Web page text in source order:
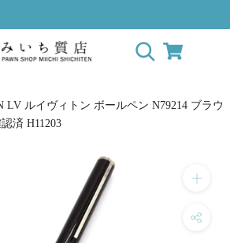
LV ルイヴィトン ボールペン N79214 ブラウ
済 H11203